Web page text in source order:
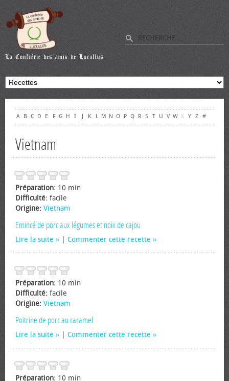
A B C D E F G H I J K L M N O P Q R S T U V W X Y Z #
Vietnam
Préparation: 10 min
Difficulté: facile
Origine: Vietnam
Emincé de porc aux légumes et noix de cajou
Lire la suite Commenter cette recette
Préparation: 10 min
Difficulté: facile
Origine: Vietnam
Poitrine de porc au caramel
Lire la suite Commenter cette recette
Préparation: 10 min